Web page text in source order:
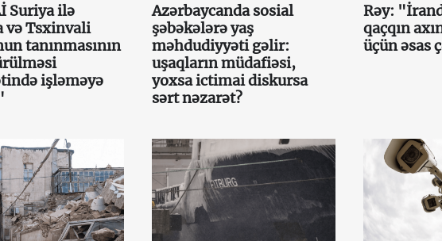
Suriya ilə
və Tsxinvali
tanınmasının
işləməyə
Azərbaycanda sosial
şəbəkələrə yaş
məhdudiyyəti gəlir:
uşaqların müdafiəsi,
yoxsa ictimai diskursa
sərt nəzarət?
Rəy:
qaçqın
üçün